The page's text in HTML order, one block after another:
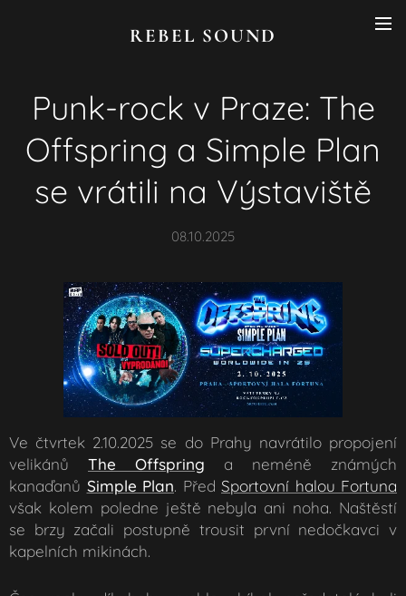
REBEL SOUND
Punk-rock v Praze: The
Offspring a Simple Plan
se vrátili na Výstaviště
08.10.2025
Ve čtvrtek 2.10.2025 se do Prahy navrátilo propojení
velikánů The Offspring a neméně známých
kanaďanů Simple Plan. Před Sportovní halou Fortuna
však kolem poledne ještě nebyla ani noha. Naštěstí
se brzy začali postupně trousit první nedočkavci v
kapelních mikinách.